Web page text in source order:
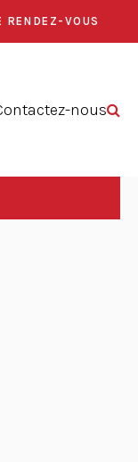
RENDEZ-VOUS
nous